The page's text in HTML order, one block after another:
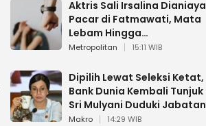
Aktris Sali Irsalina Dianiaya
Pacar di Fatmawati, Mata
Lebam Hingga
Diselamatkan Polantas
Metropolitan 15:11 WIB
Dipilih Lewat Seleksi Ketat,
Bank Dunia Kembali Tunjuk
Sri Mulyani Duduki Jabatan
Strategis
Makro 14:29 WIB